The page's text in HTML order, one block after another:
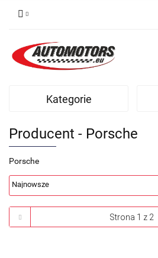
Kategorie
Producent - Porsche
Porsche